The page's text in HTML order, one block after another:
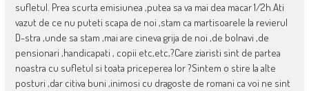
sufletul. Prea scurta emisiunea ,putea sa va mai dea macar 1/2h.Ati
vazut de ce nu puteti scapa de noi ,stam ca martisoarele la revierul
D-stra ,unde sa stam ,mai are cineva grija de noi ,de bolnavi ,de
pensionari ,handicapati , copii etc,etc,?Care ziaristi sint de partea
noastra cu sufletul si toata priceperea lor ?Sintem o stire la alte
posturi ,dar citiva buni ,inimosi cu dragoste de romani ca voi ne sint